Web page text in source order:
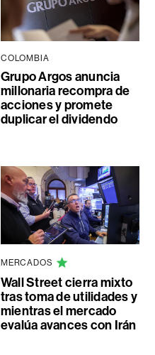
COLOMBIA
Grupo Argos anuncia
millonaria recompra de
acciones y promete
duplicar el dividendo
MERCADOS
Wall Street cierra mixto
tras toma de utilidades y
mientras el mercado
evalúa avances con Irán